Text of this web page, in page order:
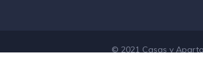
© 2021 Casas y